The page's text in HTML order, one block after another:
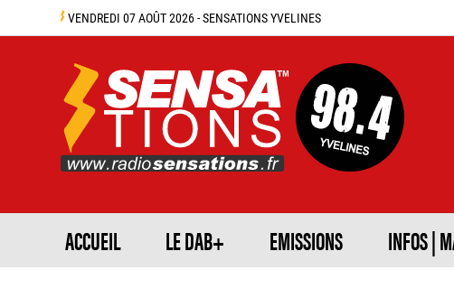
VENDREDI 07 AOÛT 2026 - SENSATIONS YVELINES
ACCUEIL LE DAB+ EMISSIONS INFOS |